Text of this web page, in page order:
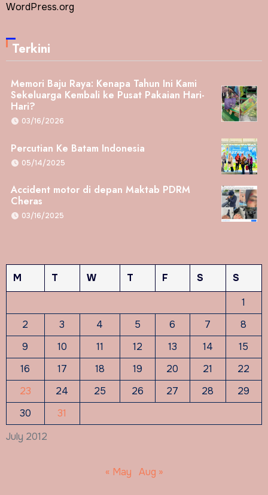
WordPress.org
Terkini
Memori Baju Raya: Kenapa Tahun Ini Kami
Sekeluarga Kembali ke Pusat Pakaian Hari-
Hari?
03/16/2026
Percutian Ke Batam Indonesia
05/14/2025
Accident motor di depan Maktab PDRM
Cheras
03/16/2025
July 2012
M T W T F S
S
1
2
3 4 5 6 7
8
9
10 11 12 13 14
15
16
17 18 19 20 21
22
23
24 25 26 27 28
29
30
31
« May Aug »